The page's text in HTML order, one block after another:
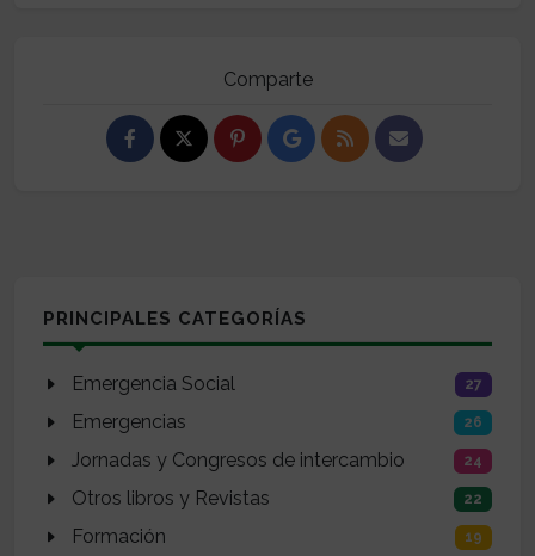
Comparte
PRINCIPALES CATEGORÍAS
Emergencia Social 27
Emergencias 26
Jornadas y Congresos de intercambio 24
Otros libros y Revistas 22
Formación 19